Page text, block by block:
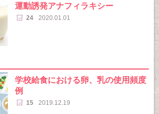
運動誘発アナフィラキシー
24 2020.01.01
学校給食における卵、乳の使用頻度
例
15 2019.12.19